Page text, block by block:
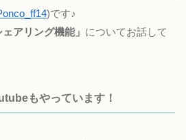
)です♪
ェアリング機能」 についてお話して
もやっています！